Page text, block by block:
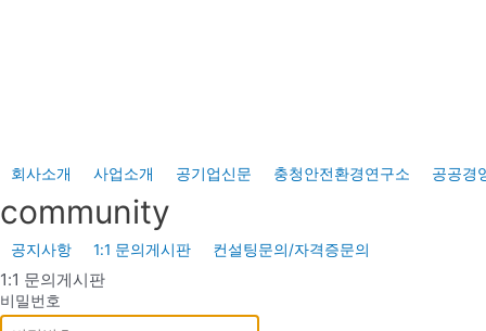
뛰
기
회사소개 사업소개 공기업신문 충청안전환경연구소 공공경
community
공지사항 1:1 문의게시판 컨설팅문의/자격증문의
1:1 문의게시판
비밀번호